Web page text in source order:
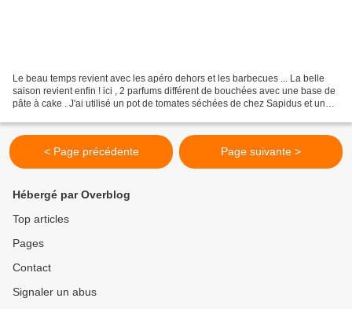
Le beau temps revient avec les apéro dehors et les barbecues ... La belle
saison revient enfin ! ici , 2 parfums différent de bouchées avec une base de
pâte à cake . J'ai utilisé un pot de tomates séchées de chez Sapidus et un
< Page précédente Page suivante >
Hébergé par Overblog
Top articles
Pages
Contact
Signaler un abus